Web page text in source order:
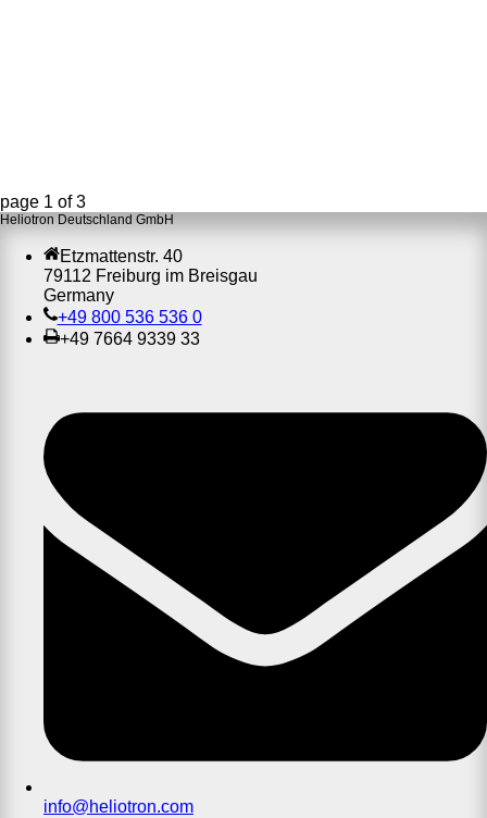
page 1 of3
Heliotron Deutschland GmbH
Etzmattenstr. 40
79112 Freiburg im Breisgau
Germany
+49 800 536 536 0
+49 7664 9339 33
info@heliotron.com